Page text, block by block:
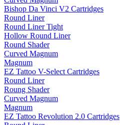
Bishop Da Vinci V2 Cartridges
Round Liner
Round Liner Tight
Hollow Round Liner
Round Shader
Curved Magnum
Magnum
EZ Tattoo V-Select Cartridges
Round Liner
Roung Shader
Curved Magnum
Magnum
EZ Tattoo Revolution 2.0 Cartridges